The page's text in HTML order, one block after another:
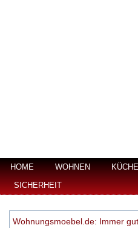
HOME WOHNEN KÜCHE
SICHERHEIT
Wohnungsmoebel.de: Immer